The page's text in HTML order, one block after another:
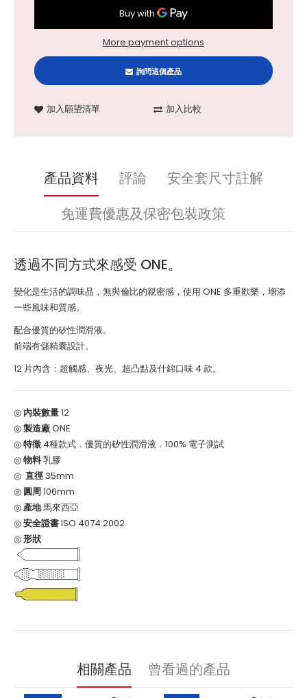
More payment options
詢問這個產品
加入願望清單 加入比較
產品資料 評論
安全套尺寸註解
免運費優惠及保密包裝政策
透過不同方式來感受 ONE。
變化是生活的調味品，無與倫比的親密感，使用 ONE 多重歡樂，增添
一些風味和質感。
配合優質的矽性潤滑液。
前端有儲精囊設計。
12 片內含：超觸感、夜光、超凸點及什錦口味 4 款。
◎ 內裝數量12
◎製造廠ONE
◎特徵 4種款式 ． 優質的矽性潤滑液．100% 電子測試
◎物料乳膠
◎ 直徑35mm
◎ 圓周106mm
◎產地馬來西亞
◎安全證書ISO 4074:2002
◎形狀
相關產品 曾看過的產品